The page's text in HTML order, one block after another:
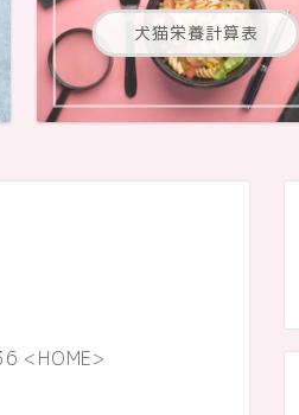
犬猫栄養計算表
<HOME>